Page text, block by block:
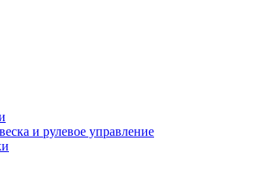
и рулевое управление